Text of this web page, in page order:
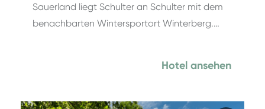
Sauerland liegt Schulter an Schulter mit dem
benachbarten Wintersportort Winterberg.…
Hotel ansehen